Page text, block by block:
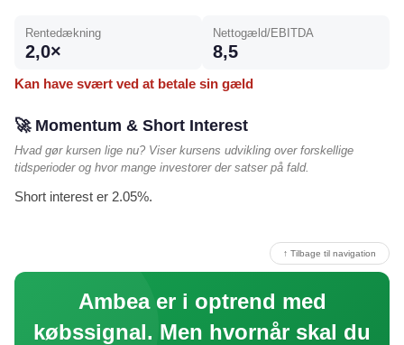
Rentedækning
2,0×
Nettogæld/EBITDA
8,5
Kan have svært ved at betale sin gæld
🚀 Momentum & Short Interest
Hvad gør kursen lige nu? Viser kursens udvikling over forskellige
tidsperioder og hvor mange investorer der satser på fald.
Short interest er 2.05%.
↑ Tilbage til navigation
Ambea er i optrend med
købssignal. Men hvornår skal du